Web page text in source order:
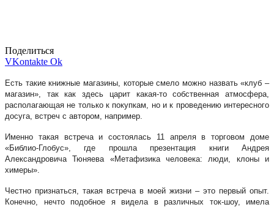
Поделиться
VKontakte Ok
Есть такие книжные магазины, которые смело можно назвать «клуб –
магазин», так как здесь царит какая-то собственная атмосфера,
располагающая не только к покупкам, но и к проведению интересного
досуга, встреч с автором, например.
Именно такая встреча и состоялась 11 апреля в торговом доме
«Библио-Глобус», где прошла презентация книги Андрея
Александровича Тюняева «Метафизика человека: люди, клоны и
химеры».
Честно признаться, такая встреча в моей жизни – это первый опыт.
Конечно, нечто подобное я видела в различных ток-шоу, имела